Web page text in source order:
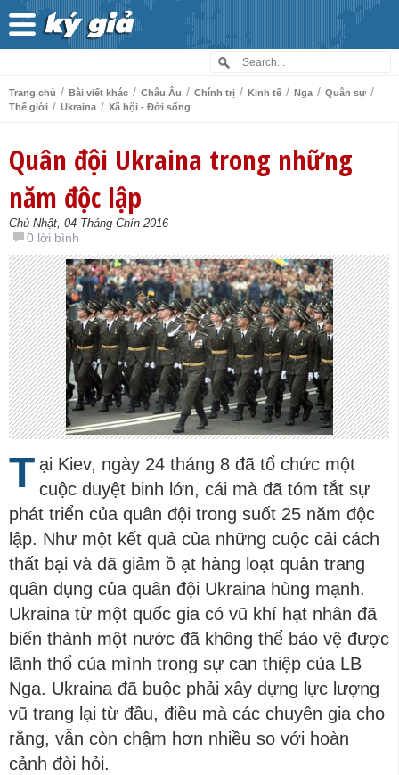
Trang chủ / Bài viết khác / Châu Âu / Chính trị / Kinh tế / Nga / Quân sự /
Thế giới / Ukraina / Xã hội - Đời sống
Quân đội Ukraina trong những
năm độc lập
Chủ Nhật, 04 Tháng Chín 2016
0 lời bình
T ại Kiev, ngày 24 tháng 8 đã tổ chức một
cuộc duyệt binh lớn, cái mà đã tóm tắt sự
phát triển của quân đội trong suốt 25 năm độc
lập. Như một kết quả của những cuộc cải cách
thất bại và đã giảm ồ ạt hàng loạt quân trang
quân dụng của quân đội Ukraina hùng mạnh.
Ukraina từ một quốc gia có vũ khí hạt nhân đã
biến thành một nước đã không thể bảo vệ được
lãnh thổ của mình trong sự can thiệp của LB
Nga. Ukraina đã buộc phải xây dựng lực lượng
vũ trang lại từ đầu, điều mà các chuyên gia cho
rằng, vẫn còn chậm hơn nhiều so với hoàn
cảnh đòi hỏi.